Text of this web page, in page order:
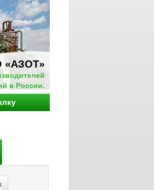
«АЗОТ»
в России.